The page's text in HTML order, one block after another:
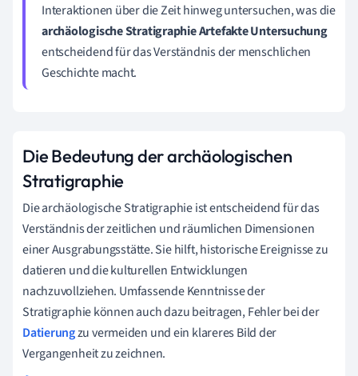
Interaktionen über die Zeit hinweg untersuchen, was die
archäologische Stratigraphie Artefakte Untersuchung
entscheidend für das Verständnis der menschlichen
Geschichte macht.
Die Bedeutung der archäologischen
Stratigraphie
Die archäologische Stratigraphie ist entscheidend für das
Verständnis der zeitlichen und räumlichen Dimensionen
einer Ausgrabungsstätte. Sie hilft, historische Ereignisse zu
datieren und die kulturellen Entwicklungen
nachzuvollziehen. Umfassende Kenntnisse der
Stratigraphie können auch dazu beitragen, Fehler bei der
Datierungzu vermeiden und ein klareres Bild der
Vergangenheit zu zeichnen.